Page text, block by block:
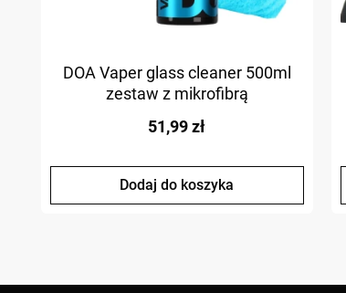
DOA Vaper glass cleaner 500ml
zestaw z mikrofibrą
51,99 zł
Dodaj do koszyka